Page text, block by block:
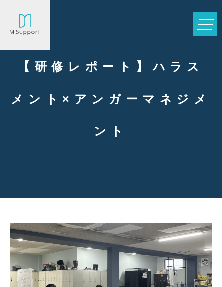
【研修レポート】ハラス
メント×アンガーマネジメ
ント